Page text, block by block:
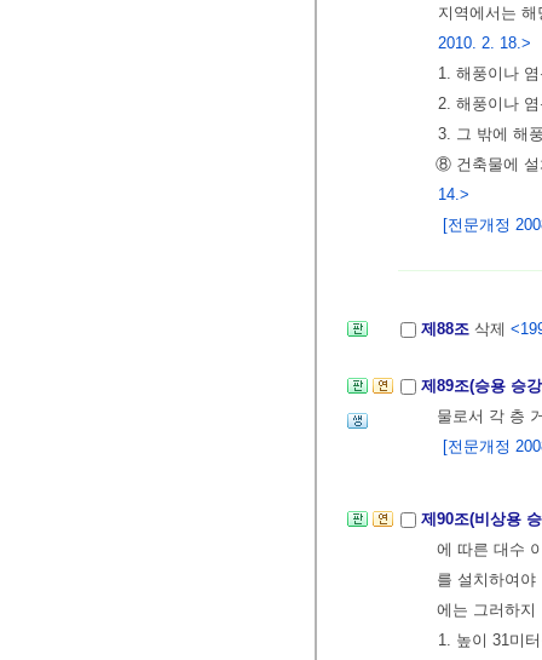
지역에서는
2010. 2. 18.>
1. 해풍이나
2. 해풍이나
3. 그 밖에 해
⑧ 건축물에 설
14.>
[전문개정
제88조 삭제
제89조(승용 승
물로서 각 층
[전문개정
제90조(비상용
에 따른 대수
를 설치하여
에는 그러하지
1. 높이 31미